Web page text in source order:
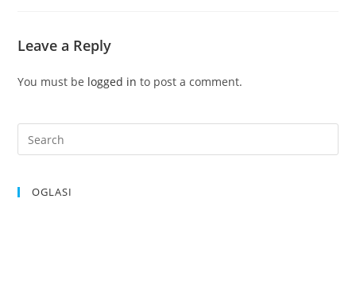
Leave a Reply
You must be logged in to post a comment.
OGLASI